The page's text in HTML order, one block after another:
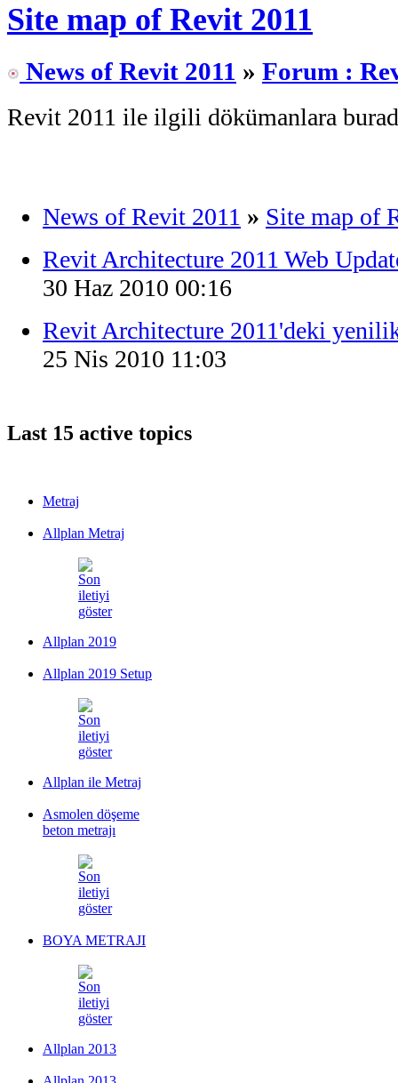
Site map of Revit 2011
News of Revit 2011 » Forum :
Revit 2011 ile ilgili dökümanlara
News of Revit 2011 » Site map of
Revit Architecture 2011 Web
30 Haz 2010 00:16
Revit Architecture 2011'deki
25 Nis 2010 11:03
Last 15 active topics
Metraj
Allplan Metraj
Allplan 2019
Allplan 2019 Setup
Allplan ile Metraj
Asmolen döşeme
beton metrajı
BOYA METRAJI
Allplan 2013